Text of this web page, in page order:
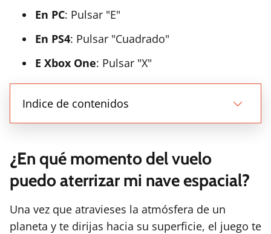
En PC: Pulsar "E"
En PS4: Pulsar "Cuadrado"
E Xbox One: Pulsar "X"
Indice de contenidos
¿En qué momento del vuelo
puedo aterrizar mi nave espacial?
Una vez que atravieses la atmósfera de un
planeta y te dirijas hacia su superficie, el juego te